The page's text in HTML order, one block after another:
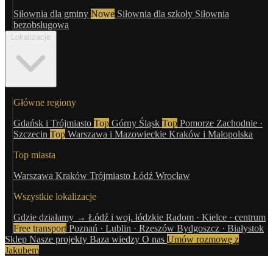
Siłownia dla gminy Nowe Siłownia dla szkoły Siłownia
bezobsługowa
Lokalizacje
Główne regiony
Gdańsk i Trójmiasto Top Górny Śląsk Top Pomorze Zachodnie ·
Szczecin Top Warszawa i Mazowieckie Kraków i Małopolska
Top miasta
Warszawa Kraków Trójmiasto Łódź Wrocław
Wszystkie lokalizacje
Gdzie działamy → Łódź i woj. łódzkie Radom · Kielce · centrum
Free transport Poznań · Lublin · Rzeszów Bydgoszcz · Białystok
Sklep Nasze projekty Baza wiedzy O nas Umów rozmowę z
Jakubem